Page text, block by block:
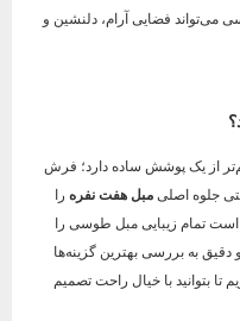
می‌تواند فضایی آرام، دلنشین و
از یک پوشش ساده دارد؛ فرش
جلوه اصلی مبل هفت نفره را
تمام زیبایی مبل طوسی را
به بررسی بهترین گزینه‌ها
با خیال راحت تصمیم